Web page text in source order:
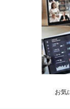
お気